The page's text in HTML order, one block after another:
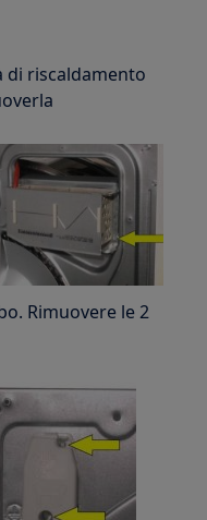
di riscaldamento
Rimuovere le 2